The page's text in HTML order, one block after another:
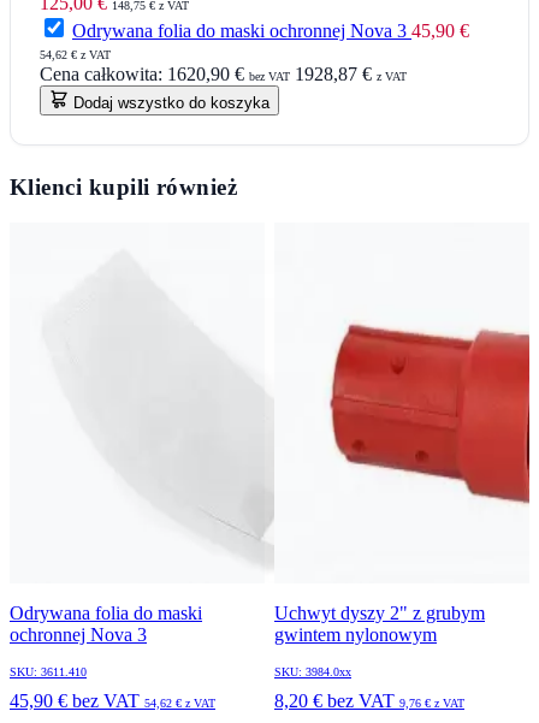
148,75 € z VAT
Odrywana folia do maski ochronnej Nova 3 45,90 €
54,62 € z VAT
Cena całkowita: 1620,90 € bez VAT 1928,87 € z VAT
Dodaj wszystko do koszyka
Klienci kupili również
Odrywana folia do maski
ochronnej Nova 3
SKU: 3611.410
45,90 € bez VAT 54,62 € z VAT
Uchwyt dyszy 2" z grubym
gwintem nylonowym
SKU: 3984.0xx
8,20 € bez VAT 9,76 € z VAT